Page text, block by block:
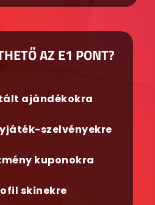
AZ E1 PONT?
ajándékokra
szelvényekre
kuponokra
skinekre